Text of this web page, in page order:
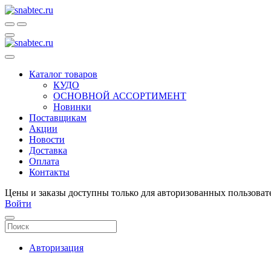
Каталог товаров
КУДО
ОСНОВНОЙ АССОРТИМЕНТ
Новинки
Поставщикам
Акции
Новости
Доставка
Оплата
Контакты
Цены и заказы доступны только для авторизованных
Войти
Авторизация